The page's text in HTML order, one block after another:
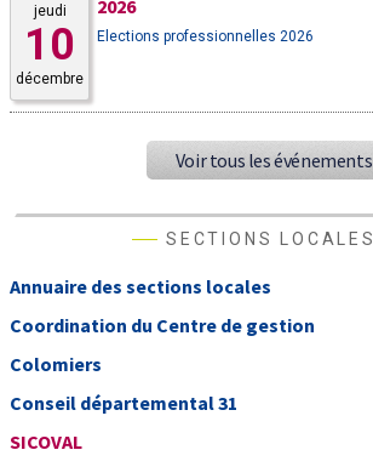
jeudi
10
décembre
2026
Elections professionnelles 2026
Voir tous les événements
SECTIONS LOCALES
Annuaire des sections locales
Coordination du Centre de gestion
Colomiers
Conseil départemental 31
SICOVAL